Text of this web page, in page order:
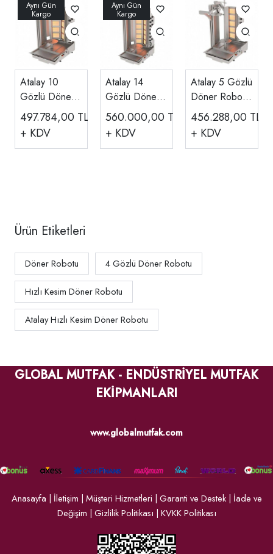
Atalay 10
Gözlü Döner
Robotu Ce
Belgeli Gazlı
ADR-10G
497.784,00 TL
+ KDV
Atalay 14
Gözlü Döner
Robotu Ce
Belgeli Gazlı
ADR-14G
560.000,00 TL
+ KDV
Atalay 5 Gözlü
Döner Robotu
Ce Belgeli
Gazlı ADR-5G
456.288,00 TL
+ KDV
Ürün Etiketleri
Döner Robotu 4 Gözlü Döner Robotu
Hızlı Kesim Döner Robotu
Atalay Hızlı Kesim Döner Robotu
GLOBAL MUTFAK - ENDÜSTRİYEL MUTFAK
EKİPMANLARI
www.globalmutfak.com
Anasayfa | İletişim | Müşteri Hizmetleri | Garanti ve Destek| İade ve
Değişim | Gizlilik Politikası | KVKK Politikası